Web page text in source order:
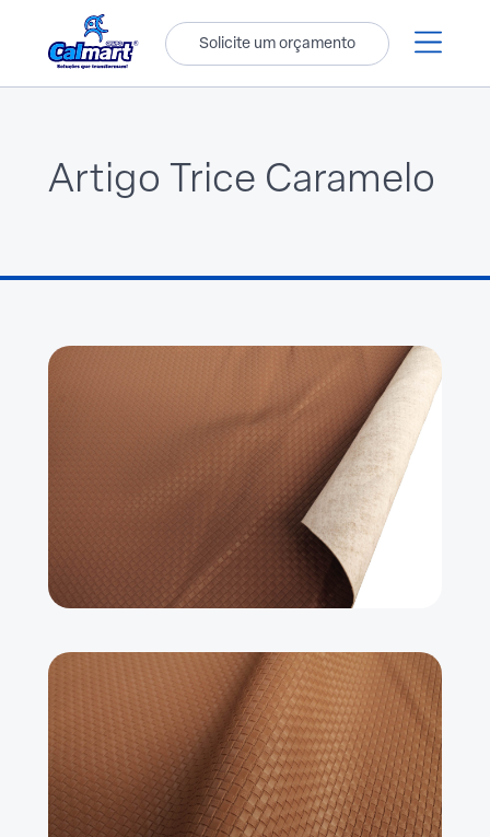
Solicite um orçamento
Artigo Trice Caramelo